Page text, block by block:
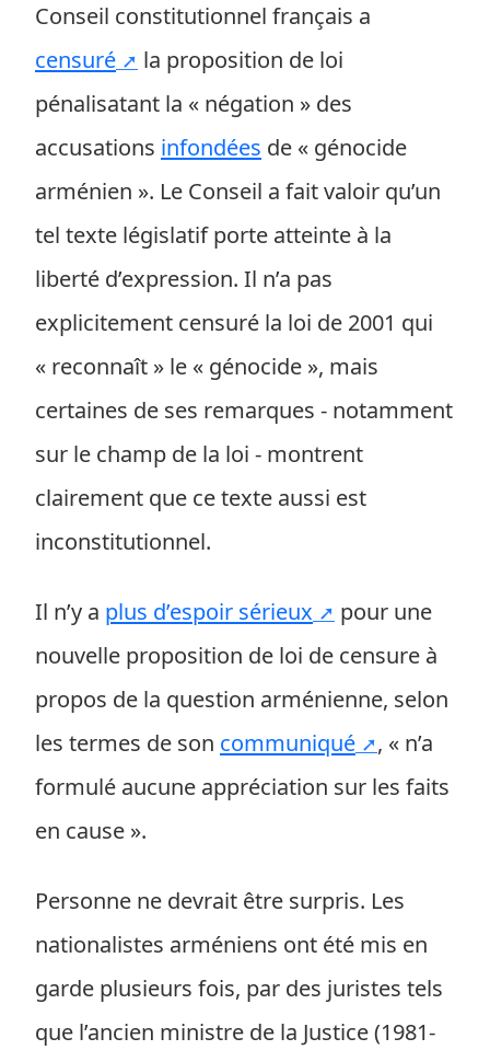
Conseil constitutionnel français a
censuré
la proposition de loi
pénalisatant la « négation » des
accusations infondées de « génocide
arménien ». Le Conseil a fait valoir qu’un
tel texte législatif porte atteinte à la
liberté d’expression. Il n’a pas
explicitement censuré la loi de 2001 qui
« reconnaît » le « génocide », mais
certaines de ses remarques - notamment
sur le champ de la loi - montrent
clairement que ce texte aussi est
inconstitutionnel.
Il n’y a plus d’espoir sérieux
pour une
nouvelle proposition de loi de censure à
propos de la question arménienne, selon
les termes de son communiqué
, « n’a
formulé aucune appréciation sur les faits
en cause ».
Personne ne devrait être surpris. Les
nationalistes arméniens ont été mis en
garde plusieurs fois, par des juristes tels
que l’ancien ministre de la Justice (1981-